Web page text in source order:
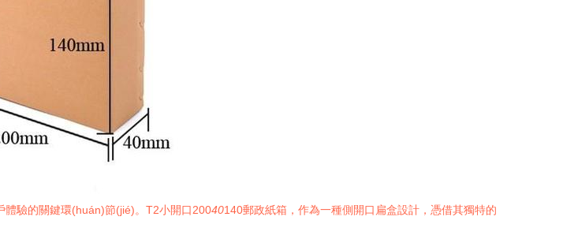
體驗的關鍵環(huán)節(jié)。T2小開口20040140郵政紙箱，作為一種側開口扁盒設計，憑借其獨特的